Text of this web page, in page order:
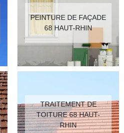
PEINTURE DE FAÇADE
68 HAUT-RHIN
TRAITEMENT DE
TOITURE 68 HAUT-
RHIN